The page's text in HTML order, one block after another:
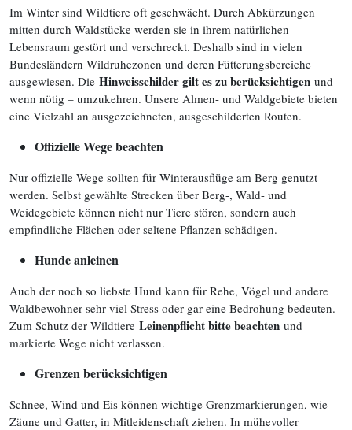
Im Winter sind Wildtiere oft geschwächt. Durch Abkürzungen
mitten durch Waldstücke werden sie in ihrem natürlichen
Lebensraum gestört und verschreckt. Deshalb sind in vielen
Bundesländern Wildruhezonen und deren Fütterungsbereiche
ausgewiesen. Die Hinweisschilder gilt es zu berücksichtigen und –
wenn nötig – umzukehren. Unsere Almen- und Waldgebiete bieten
eine Vielzahl an ausgezeichneten, ausgeschilderten Routen.
Offizielle Wege beachten
Nur offizielle Wege sollten für Winterausflüge am Berg genutzt
werden. Selbst gewählte Strecken über Berg-, Wald- und
Weidegebiete können nicht nur Tiere stören, sondern auch
empfindliche Flächen oder seltene Pflanzen schädigen.
Hunde anleinen
Auch der noch so liebste Hund kann für Rehe, Vögel und andere
Waldbewohner sehr viel Stress oder gar eine Bedrohung bedeuten.
Zum Schutz der Wildtiere Leinenpflicht bitte beachten und
markierte Wege nicht verlassen.
Grenzen berücksichtigen
Schnee, Wind und Eis können wichtige Grenzmarkierungen, wie
Zäune und Gatter, in Mitleidenschaft ziehen. In mühevoller